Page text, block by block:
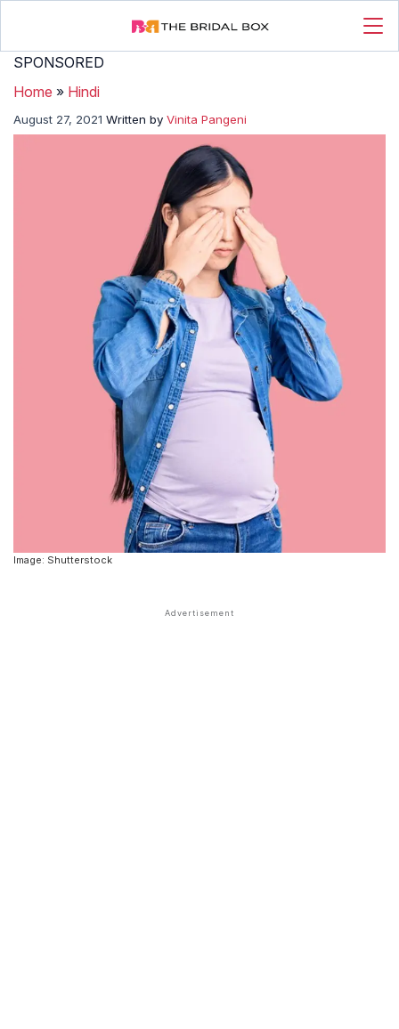
SPONSORED
Home » Hindi
August 27, 2021 Written by Vinita Pangeni
Image: Shutterstock